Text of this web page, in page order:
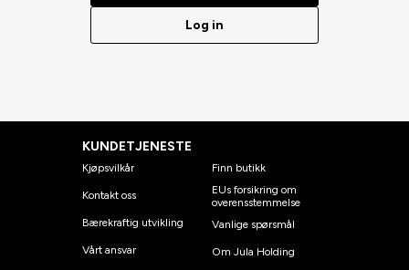
Log in
KUNDETJENESTE
Kjøpsvilkår
Kontakt oss
Bærekraftig utvikling
Vårt ansvar
Finn butikk
EUs forsikring om
overensstemmelse
Vanlige spørsmål
Om Jula Holding